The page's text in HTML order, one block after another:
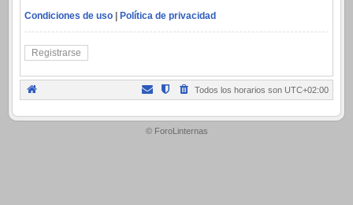
Condiciones de uso | Política de privacidad
Registrarse
Todos los horarios son UTC+02:00
.
© ForoLinternas